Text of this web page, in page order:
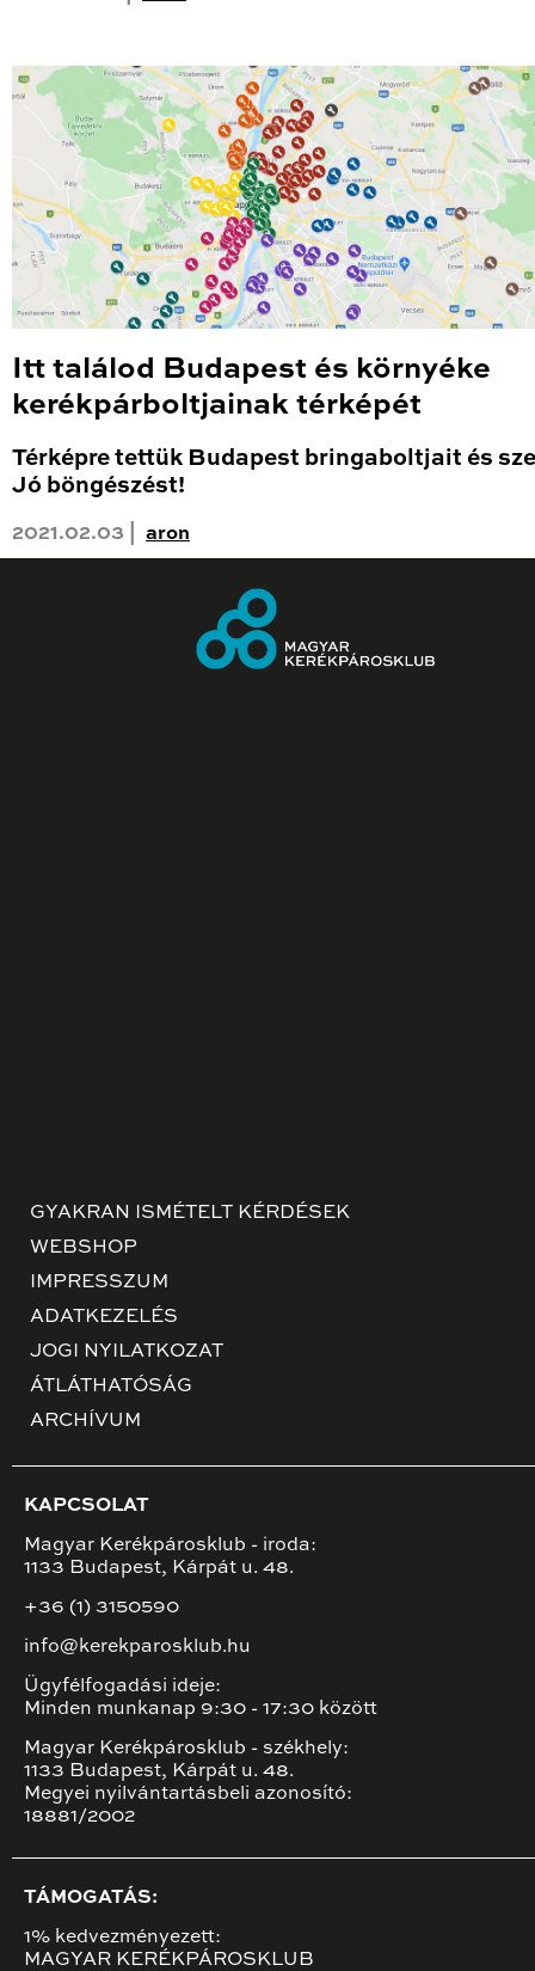
Itt találod Budapest és környéke
kerékpárboltjainak térképét
Térképre tettük Budapest bringaboltjait és
Jó böngészést!
2021.02.03 | aron
GYAKRAN ISMÉTELT KÉRDÉSEK
WEBSHOP
IMPRESSZUM
ADATKEZELÉS
JOGI NYILATKOZAT
ÁTLÁTHATÓSÁG
ARCHÍVUM
KAPCSOLAT
Magyar Kerékpárosklub - iroda:
1133 Budapest, Kárpát u. 48.
+36 (1) 3150590
info@kerekparosklub.hu
Ügyfélfogadási ideje:
Minden munkanap 9:30 - 17:30 között
Magyar Kerékpárosklub - székhely:
1133 Budapest, Kárpát u. 48.
Megyei nyilvántartásbeli azonosító:
18881/2002
TÁMOGATÁS:
1% kedvezményezett:
MAGYAR KERÉKPÁROSKLUB